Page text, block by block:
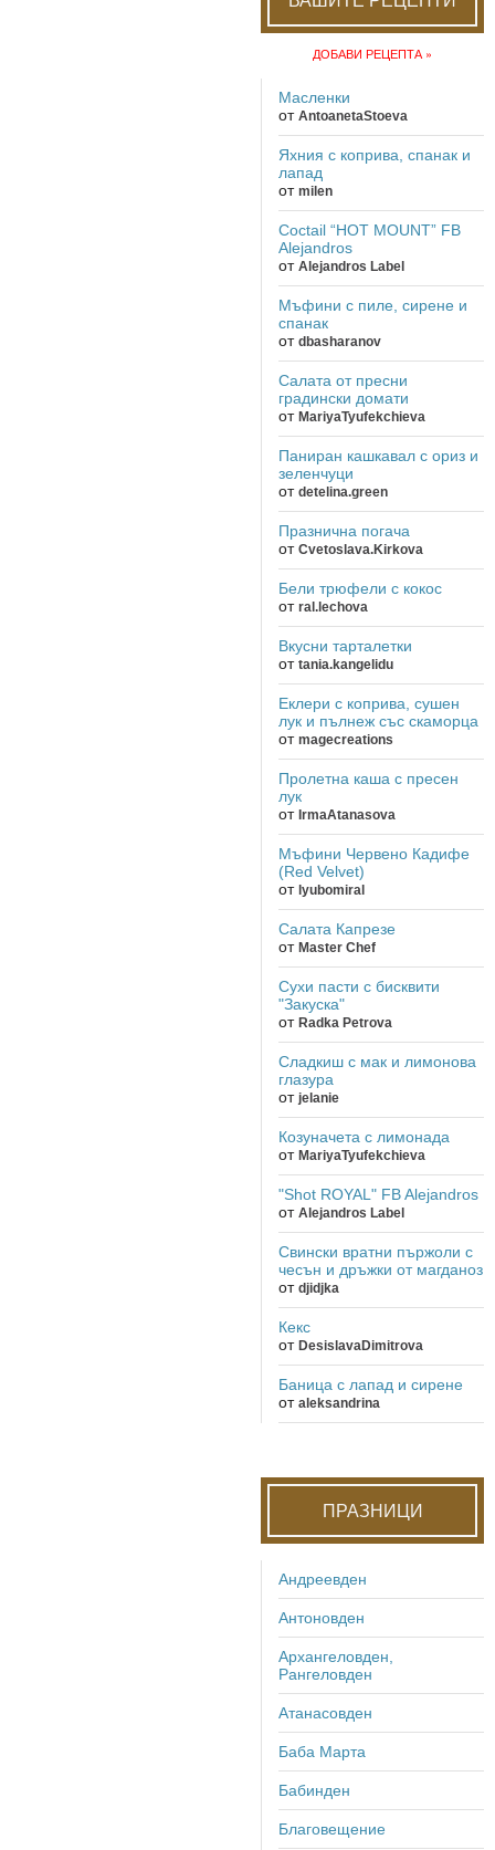
ДОБАВИ РЕЦЕПТА »
Масленки
от AntoanetaStoeva
Яхния с коприва, спанак и
лапад
от milen
Coctail “HOT MOUNT” FB
Alejandros
от Alejandros Label
Мъфини с пиле, сирене и
спанак
от dbasharanov
Салата от пресни
градински домати
от MariyaTyufekchieva
Паниран кашкавал с ориз и
зеленчуци
от detelina.green
Празнична погача
от Cvetoslava.Kirkova
Бели трюфели с кокос
от ral.lechova
Вкусни тарталетки
от tania.kangelidu
Еклери с коприва, сушен
лук и пълнеж със скаморца
от magecreations
Пролетна каша с пресен
лук
от IrmaAtanasova
Мъфини Червено Кадифе
(Red Velvet)
от lyubomiral
Салата Капрезе
от Master Chef
Сухи пасти с бисквити
"Закуска"
от Radka Petrova
Сладкиш с мак и лимонова
глазура
от jelanie
Козуначета с лимонада
от MariyaTyufekchieva
"Shot ROYAL" FB Alejandros
от Alejandros Label
Свински вратни пържоли с
чесън и дръжки от магданоз
от djidjka
Кекс
от DesislavaDimitrova
Баница с лапад и сирене
от aleksandrina
ПРАЗНИЦИ
Андреевден
Антоновден
Архангеловден,
Рангеловден
Атанасовден
Баба Марта
Бабинден
Благовещение